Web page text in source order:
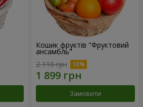
Кошик фруктів "Фруктовий
ансамбль"
2 110 грн
Замовити